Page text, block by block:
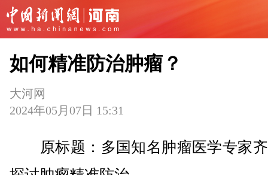
如何精准防治肿瘤？
大河网
2024年05月07日 15:31
原标题：多国知名肿瘤医学专家